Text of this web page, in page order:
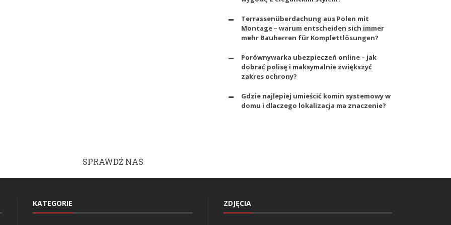
Terrassenüberdachung aus Polen mit
Montage – warum entscheiden sich immer
mehr Bauherren für Komplettlösungen?
Porównywarka ubezpieczeń online – jak
dobrać polisę i maksymalnie zwiększyć
zakres ochrony?
Gdzie najlepiej umieścić komin systemowy w
domu i dlaczego lokalizacja ma znaczenie?
SPRAWDŹ NAS
KATEGORIE ZDJĘCIA